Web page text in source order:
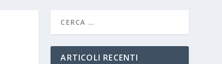
ARTICOLI RECENTI